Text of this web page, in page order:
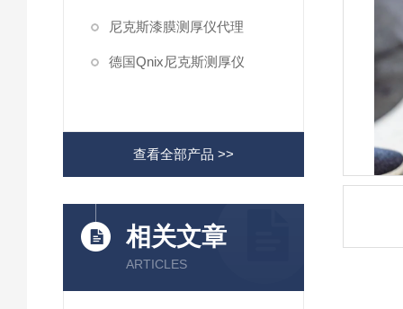
尼克斯漆膜测厚仪代理
德国Qnix尼克斯测厚仪
查看全部产品 >>
相关文章
ARTICLES